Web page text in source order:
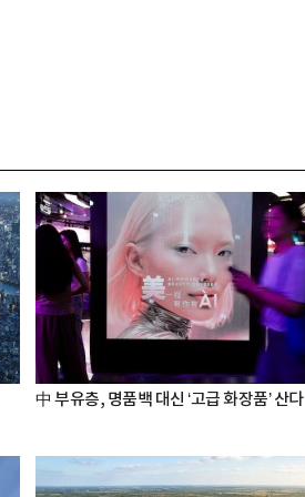
中 부유층, 명품백 대신 ‘고급 화장품’ 산다